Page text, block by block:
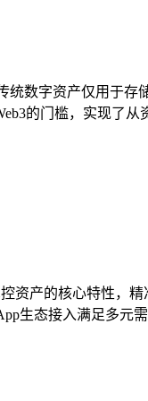
数字资产仅用于
的门槛，实现了从
资产的核心特性，
生态接入满足多元